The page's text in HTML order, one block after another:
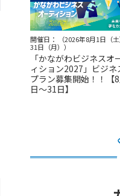
開催日： （2026年8月1日（
31日（月））
「かながわビジネスオ
ィション2027」ビジネ
プラン募集開始！！【
日～31日】